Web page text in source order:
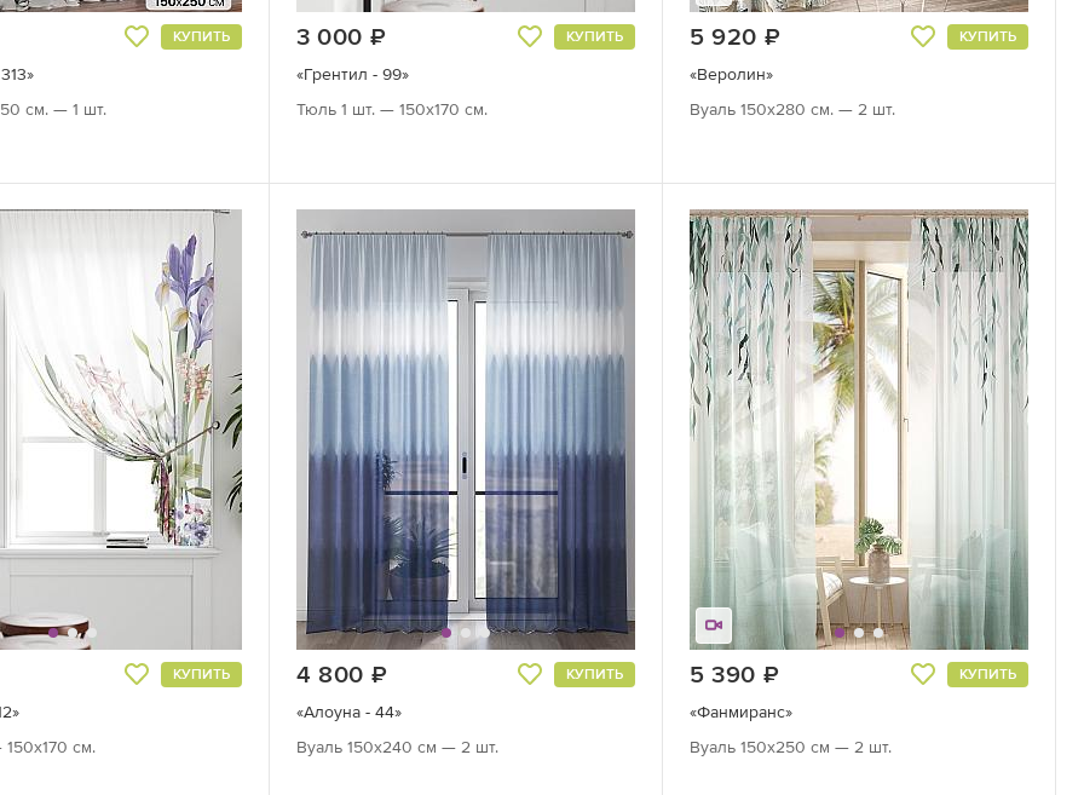
КУПИТЬ
см. — 1 шт.
3 000 КУПИТЬ
«Грентил - 99»
Тюль 1 шт. — 150х170 см.
5 920 КУПИТЬ
«Веролин»
Вуаль 150х280 см. — 2 шт.
КУПИТЬ
см.
4 800 КУПИТЬ
«Алоуна - 44»
Вуаль 150х240 см — 2 шт.
5 390 КУПИТЬ
«Фанмиранс»
Вуаль 150х250 см — 2 шт.